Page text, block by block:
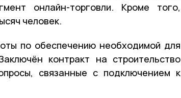
онлайн-торговли. Кроме того,
человек.
по обеспечению необходимой для
контракт на строительство
связанные с подключением к